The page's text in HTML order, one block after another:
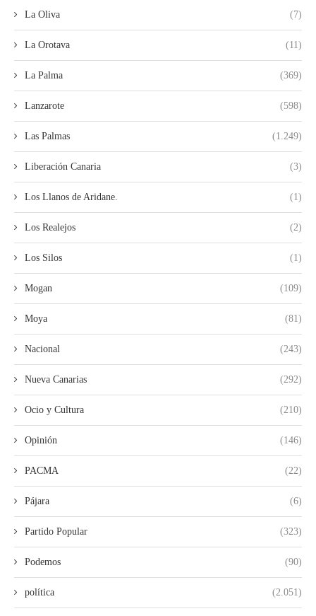
La Oliva (7)
La Orotava (11)
La Palma (369)
Lanzarote (598)
Las Palmas (1.249)
Liberación Canaria (3)
Los Llanos de Aridane. (1)
Los Realejos (2)
Los Silos (1)
Mogan (109)
Moya (81)
Nacional (243)
Nueva Canarias (292)
Ocio y Cultura (210)
Opinión (146)
PACMA (22)
Pájara (6)
Partido Popular (323)
Podemos (90)
política (2.051)